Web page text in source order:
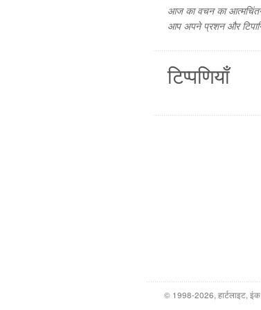
आज का वचन का आत्मचिंतन
आप अपने प्रशन और
टिप्पणियाँ
© 1998-2026, हार्टलाइट,